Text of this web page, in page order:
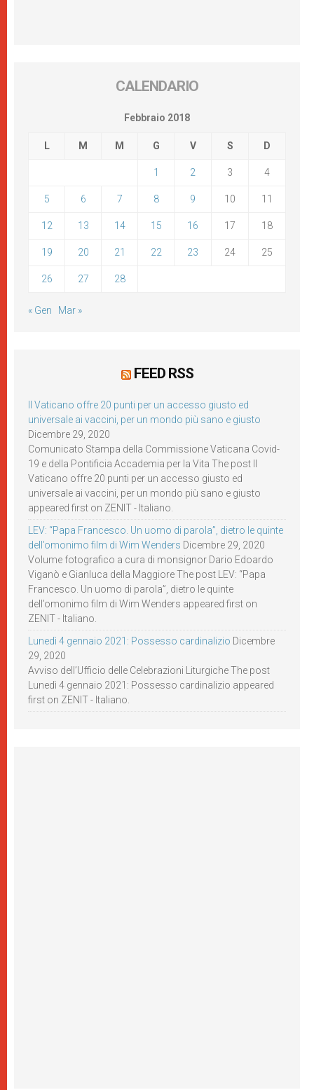
CALENDARIO
Febbraio 2018
L M M G V S D
1 2 3 4
5 6 7 8 9 10 11
12 13 14 15 16 17 18
19 20 21 22 23 24 25
26 27 28
« Gen Mar »
FEED RSS
Il Vaticano offre 20 punti per un accesso giusto ed
universale ai vaccini, per un mondo più sano e giusto
Dicembre 29, 2020
Comunicato Stampa della Commissione Vaticana Covid-
19 e della Pontificia Accademia per la Vita The post Il
Vaticano offre 20 punti per un accesso giusto ed
universale ai vaccini, per un mondo più sano e giusto
appeared first on ZENIT - Italiano.
LEV: “Papa Francesco. Un uomo di parola”, dietro le quinte
dell’omonimo film di Wim Wenders Dicembre 29, 2020
Volume fotografico a cura di monsignor Dario Edoardo
Viganò e Gianluca della Maggiore The post LEV: “Papa
Francesco. Un uomo di parola”, dietro le quinte
dell’omonimo film di Wim Wenders appeared first on
ZENIT - Italiano.
Lunedì 4 gennaio 2021: Possesso cardinalizio Dicembre
29, 2020
Avviso dell’Ufficio delle Celebrazioni Liturgiche The post
Lunedì 4 gennaio 2021: Possesso cardinalizio appeared
first on ZENIT - Italiano.